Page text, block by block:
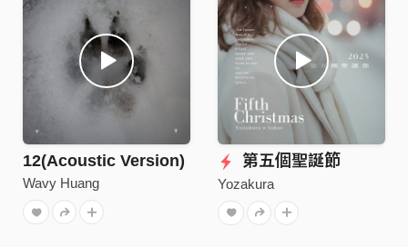
12(Acoustic Version)
Wavy Huang
第五個聖誕節
Yozakura